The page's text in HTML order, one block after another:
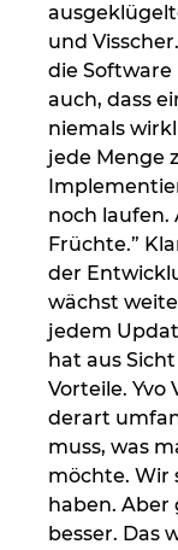
und
die Software
auch, dass
niemals
jede Menge
noch
Früchte.”
der
wächst
jedem
hat aus
Vorteile. Yvo
derart
muss, was
möchte. Wir
haben. Aber
besser. Das